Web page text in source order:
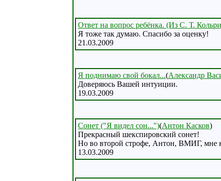
Ответ на вопрос ребёнка. (Из С. Т.
Я тоже так думаю. Спасибо за оценку!
21.03.2009
Я поднимаю свой бокал...(Александр
Доверяюсь Вашей интуиции.
19.03.2009
Сонет ("Я видел сон...")(Антон Касков)
Прекрасный шекспировский сонет!
Но во второй строфе, Антон, ВМИГ, мне
13.03.2009